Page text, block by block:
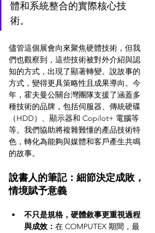
體和系統整合的實際核心技
術。
儘管這個展會向來聚焦硬體技術，但我
們也觀察到，這些技術被對外介紹與認
知的方式，出現了顯著轉變。說故事的
方式，變得更具策略性且成果導向。今
年，霍夫曼公關台灣團隊支援了涵蓋多
種技術的品牌，包括伺服器、傳統硬碟
（HDD）、顯示器和 Copilot+ 電腦等
等。我們協助將複雜難懂的產品技術特
色，轉化為能夠與媒體和客戶產生共鳴
的故事。
說書人的筆記：細節決定成敗，
情境賦予意義
不只是規格，硬體敘事更重視過程
與成效： 在 COMPUTEX 期間，最